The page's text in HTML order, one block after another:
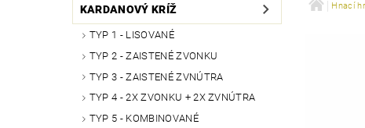
KARDANOVÝ KRÍŽ
TYP 1 - LISOVANÉ
TYP 2 - ZAISTENÉ ZVONKU
TYP 3 - ZAISTENÉ ZVNÚTRA
TYP 4 - 2X ZVONKU + 2X ZVNÚTRA
TYP 5 - KOMBINOVANÉ
Hnací